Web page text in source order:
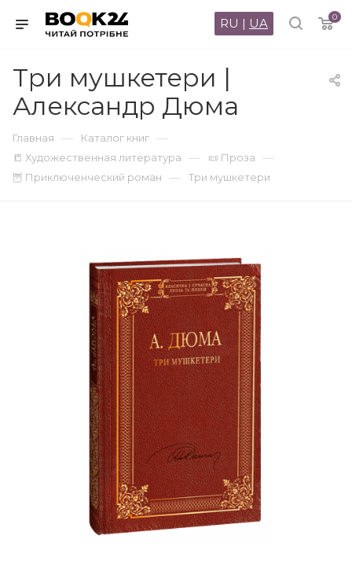
0
RU | UA
Три мушкетери |
Александр Дюма
Главная — Каталог книг —
📒 Художественная литература — 📜 Проза —
🦉 Приключенческий роман — Три мушкетери